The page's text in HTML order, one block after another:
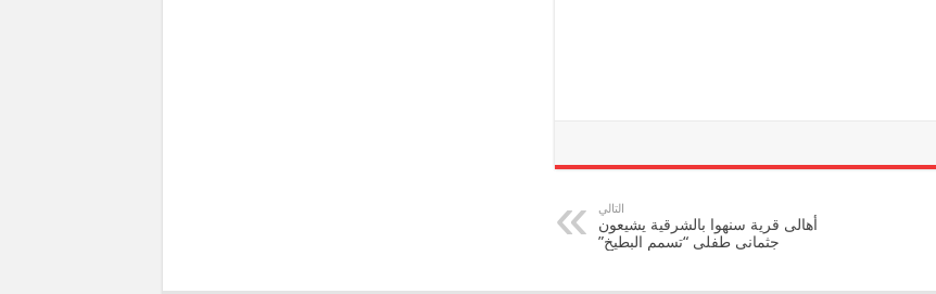
التالي
أهالى قرية سنهوا بالشرقية يشيعون
جثمانى طفلى “تسمم البطيخ”